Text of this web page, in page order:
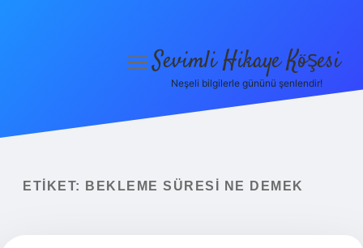
Yasal Uyarı
menüyüSevimli Hikaye Köşesi
Neşeli bilgilerle gününü şenlendir!
ETIKET: BEKLEME SÜRESI NE DEMEK